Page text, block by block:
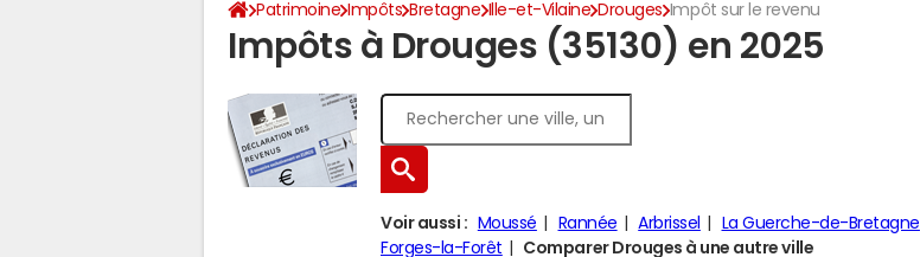
Patrimoine Impôts Bretagne Ille-et-Vilaine Drouges Impôt sur le revenu
Impôts à Drouges (35130) en 2025
Voir aussi : Moussé Rannée Arbrissel
La Guerche-de-Bretagne
Forges-la-Forêt
Comparer Drouges à une autre ville